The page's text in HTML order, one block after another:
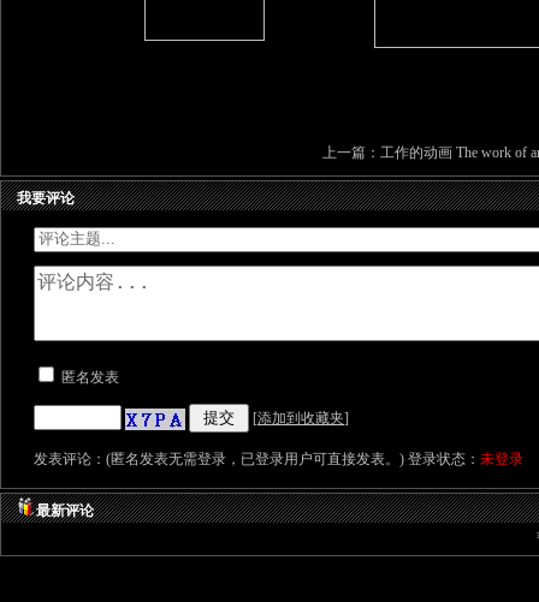
上一篇： 工作的动画 The work of
我要评论
匿名发表
[添加到收藏夹]
发表评论：(匿名发表无需登录，已登录用户可直接发表。) 登录状态： 未登录
最新评论